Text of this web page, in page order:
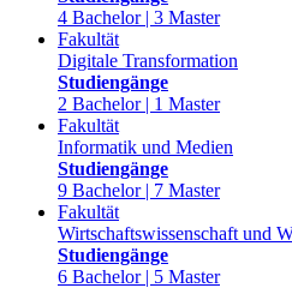
4 Bachelor | 3 Master
Fakultät
Digitale Transformation
Studiengänge
2 Bachelor | 1 Master
Fakultät
Informatik und Medien
Studiengänge
9 Bachelor | 7 Master
Fakultät
Wirtschaftswissenschaft und
Studiengänge
6 Bachelor | 5 Master